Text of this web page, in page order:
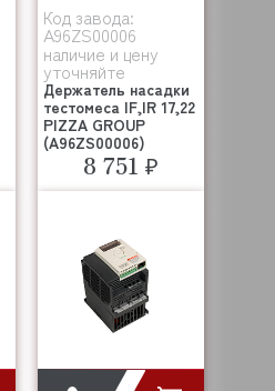
Код завода:
A96ZS00006
наличие и цену
уточняйте
Держатель насадки
тестомеса IF,IR 17,22
PIZZA GROUP
(A96ZS00006)
8 751 ₽